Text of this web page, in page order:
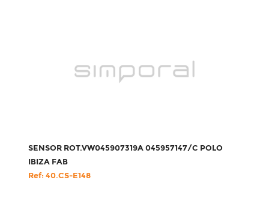
SENSOR ROT.VW045907319A 045957147/C POLO
IBIZA FAB
Ref: 40.CS-E148